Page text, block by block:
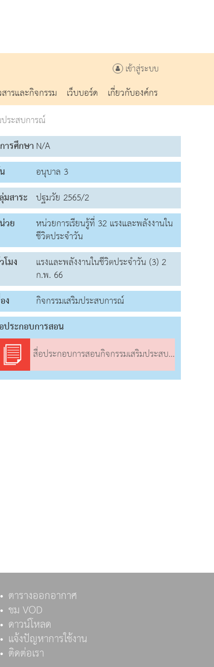
เข้าสู่ระบบ
ารและกิจกรรม เว็บบอร์ด
เกี่ยวกับองค์กร
ประสบการณ์
ารศึกษาN/A
อนุบาล 3
มสาระ ปฐมวัย 2565/2
วย
หน่วยการเรียนรู้ที่ 32 แรงและพลังงานใน
ชีวิตประจำวัน
มง
แรงและพลังงานในชีวิตประจำวัน (3) 2
ก.พ. 66
ง
กิจกรรมเสริมประสบการณ์
ประกอบการสอน
สื่อประกอบการสอนกิจกรรมเสริมประสบการณ์
ตารางออกอากาศ
ชม VOD
ดาวน์โหลด
แจ้งปัญหาการใช้งาน
ติดต่อเรา